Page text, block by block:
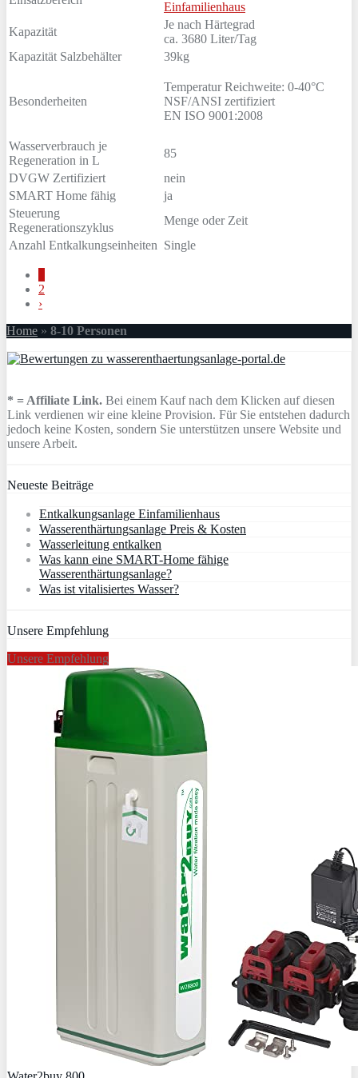
Einfamilienhaus
Kapazität
Je nach Härtegrad
ca. 3680 Liter/Tag
Kapazität Salzbehälter
39kg
Besonderheiten
Temperatur Reichweite: 0-40°C
NSF/ANSI zertifiziert
EN ISO 9001:2008
Wasserverbrauch je
Regeneration in L
85
DVGW Zertifiziert
nein
SMART Home fähig
ja
Steuerung
Regenerationszyklus
Menge oder Zeit
Anzahl Entkalkungseinheiten Single
2
›
Home » 8-10 Personen
* = Affiliate Link. Bei einem Kauf nach dem Klicken auf diesen
Link verdienen wir eine kleine Provision. Für Sie entstehen dadurch
jedoch keine Kosten, sondern Sie unterstützen unsere Website und
unsere Arbeit.
Neueste Beiträge
Entkalkungsanlage Einfamilienhaus
Wasserenthärtungsanlage Preis & Kosten
Wasserleitung entkalken
Was kann eine SMART-Home fähige
Wasserenthärtungsanlage?
Was ist vitalisiertes Wasser?
Unsere Empfehlung
Unsere Empfehlung